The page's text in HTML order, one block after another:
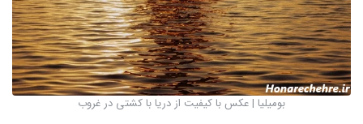
بومیلیا | عکس با کیفیت از دریا با کشتی در غروب